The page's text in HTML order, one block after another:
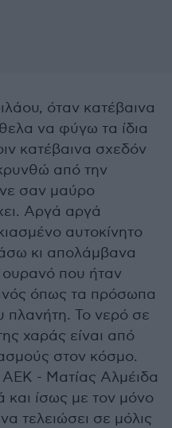
όταν κατέβαινα
να φύγω τα ίδια
κατέβαινα σχεδόν
από την
σαν μαύρο
Αργά αργά
αυτοκίνητο
κι απολάμβανα
ουρανό που ήταν
όπως τα πρόσωπα
Το νερό σε
χαράς είναι από
στον κόσμο.
- Ματίας Αλμέιδα
και ίσως με τον μόνο
τελειώσει σε μόλις